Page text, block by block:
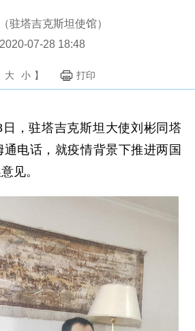
驻塔吉克斯坦使馆）
2020-07-28 18:48
大 小 】 打印
驻塔吉克斯坦大使刘彬同塔
电话，就疫情背景下推进两国
见。